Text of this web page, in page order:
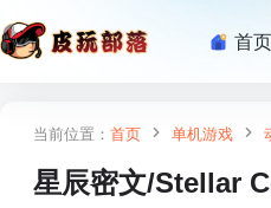
首页
当前位置： 首页 单机游戏
星辰密文/Stellar